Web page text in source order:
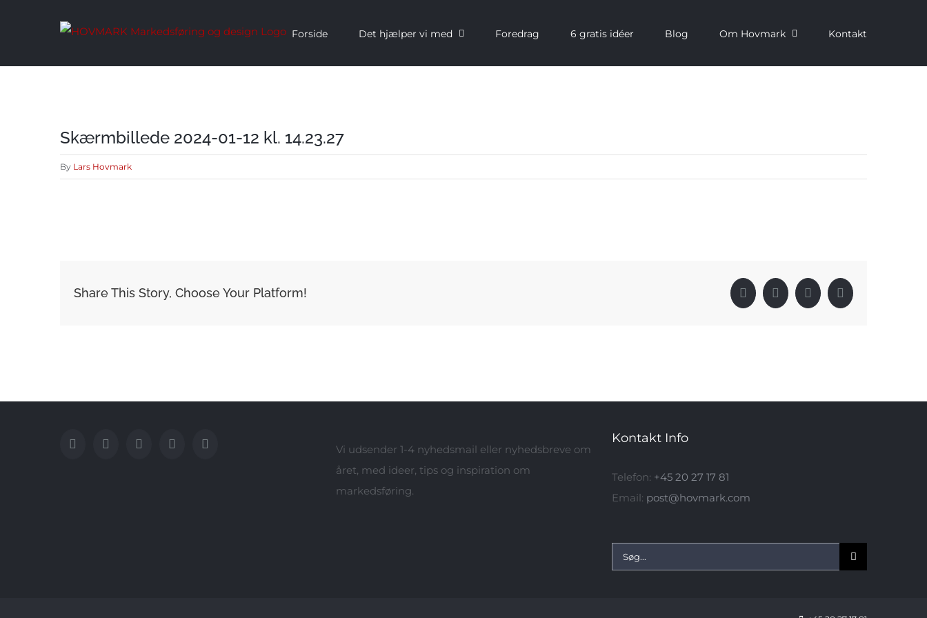
Forside Det hjælper vi med Foredrag 6 gratis idéer Blog Om Hovmark Kontakt
Skærmbillede 2024-01-12 kl. 14.23.27
By Lars Hovmark
Share This Story, Choose Your Platform! Facebook
X LinkedInPinterest
Vi udsender 1-4 nyhedsmail eller nyhedsbreve om
året, med ideer, tips og inspiration om
markedsføring.
Kontakt Info
Telefon: +45 20 27 17 81
Email: post@hovmark.com
Søg
efter: